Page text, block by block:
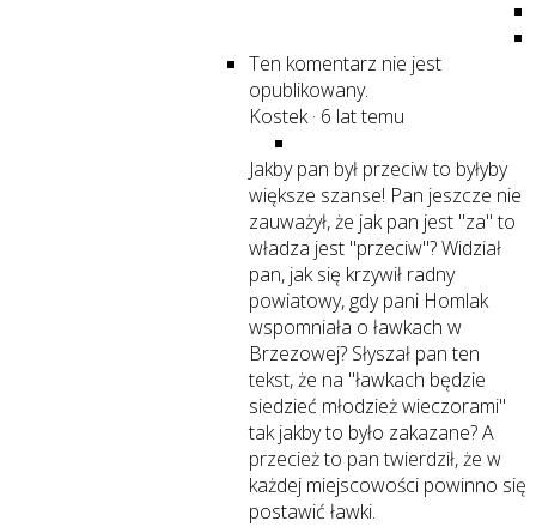
Ten komentarz nie jest
opublikowany.
Kostek · 6 lat temu
Jakby pan był przeciw to byłyby
większe szanse! Pan jeszcze nie
zauważył, że jak pan jest "za" to
władza jest "przeciw"? Widział
pan, jak się krzywił radny
powiatowy, gdy pani Homlak
wspomniała o ławkach w
Brzezowej? Słyszał pan ten
tekst, że na "ławkach będzie
siedzieć młodzież wieczorami"
tak jakby to było zakazane? A
przecież to pan twierdził, że w
każdej miejscowości powinno się
postawić ławki.